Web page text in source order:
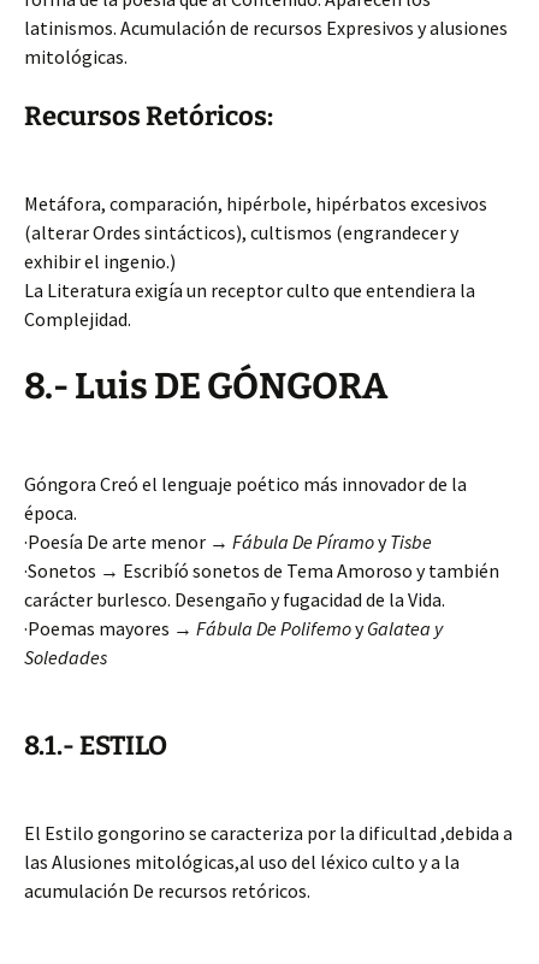
latinismos. Acumulación de recursos Expresivos y alusiones
mitológicas.
Recursos Retóricos:
Metáfora, comparación, hipérbole, hipérbatos excesivos
(alterar Ordes sintácticos), cultismos (engrandecer y
exhibir el ingenio.)
La Literatura exigía un receptor culto que entendiera la
Complejidad.
8.- Luis DE GÓNGORA
Góngora Creó el lenguaje poético más innovador de la
época.
·Poesía De arte menor → Fábula De PíramoyTisbe
·Sonetos → Escribíó sonetos de Tema Amoroso y también
carácter burlesco. Desengaño y fugacidad de la Vida.
·Poemas mayores → Fábula De PolifemoyGalatea y
Soledades
8.1.- ESTILO
El Estilo gongorino se caracteriza por la dificultad ,debida a
las Alusiones mitológicas,al uso del léxico culto y a la
acumulación De recursos retóricos.